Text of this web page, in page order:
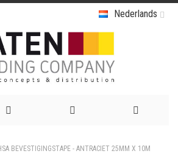
Nederlands
BEVESTIGINGSTAPE - ANTRACIET 25MM X 10M